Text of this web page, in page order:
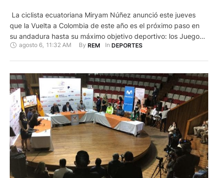
La ciclista ecuatoriana Miryam Núñez anunció este jueves
que la Vuelta a Colombia de este año es el próximo paso en
su andadura hasta su máximo objetivo deportivo: los Juegos
Olímpicos de París 2024. "Hemos empezado ya el Ciclo
agosto 6, 11:32 AM By REM In DEPORTES